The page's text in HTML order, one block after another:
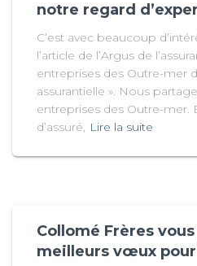
notre regard
C’est avec beaucoup
l’article de l’Argus de
entreprises des Outre-mer
assurantielle ». Nous
entreprises des Outre-mer.
d’assuré, Lire la suite
Collomé Frères
meilleurs vœux